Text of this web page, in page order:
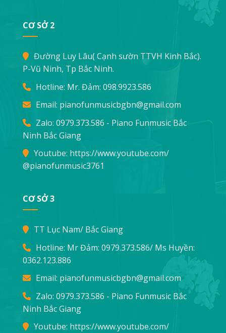
CƠ SỞ 2
Đường Luy Lâu( Cạnh sườn TTVH Kinh Bắc).
P-Vũ Ninh, Tp Bắc Ninh.
Hotline: Mr. Đảm: 098.9923.586
Email: pianofunmusicbgbn@gmail.com
Zalo: 0979.373.586 - Piano Funmusic Bắc
Ninh Bắc Giang
Youtube: https://www.youtube.com/
@pianofunmusic3761
CƠ SỞ 3
TT Lục Nam/ Bắc Giang
Hotline: Mr Đảm: 0979.373.586/ Ms Huyền:
0362.123.886
Email: pianofunmusicbgbn@gmail.com
Zalo: 0979.373.586 - Piano Funmusic Bắc
Ninh Bắc Giang
Youtube: https://www.youtube.com/